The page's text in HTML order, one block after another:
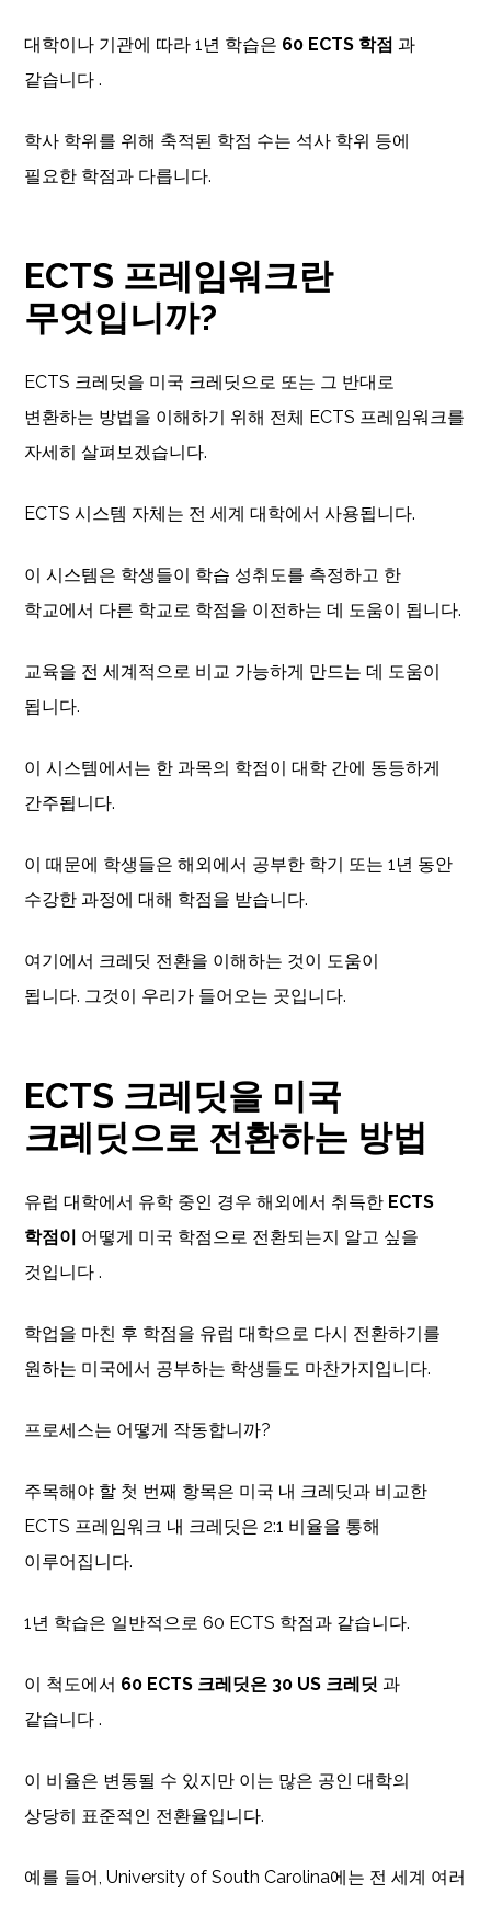
대학이나 기관에 따라 1년 학습은 60 ECTS 학점 과
같습니다 .
학사 학위를 위해 축적된 학점 수는 석사 학위 등에
필요한 학점과 다릅니다.
ECTS 프레임워크란
무엇입니까?
ECTS 크레딧을 미국 크레딧으로 또는 그 반대로
변환하는 방법을 이해하기 위해 전체 ECTS 프레임워크를
자세히 살펴보겠습니다.
ECTS 시스템 자체는 전 세계 대학에서 사용됩니다.
이 시스템은 학생들이 학습 성취도를 측정하고 한
학교에서 다른 학교로 학점을 이전하는 데 도움이 됩니다.
교육을 전 세계적으로 비교 가능하게 만드는 데 도움이
됩니다.
이 시스템에서는 한 과목의 학점이 대학 간에 동등하게
간주됩니다.
이 때문에 학생들은 해외에서 공부한 학기 또는 1년 동안
수강한 과정에 대해 학점을 받습니다.
여기에서 크레딧 전환을 이해하는 것이 도움이
됩니다. 그것이 우리가 들어오는 곳입니다.
ECTS 크레딧을 미국
크레딧으로 전환하는 방법
유럽 ​​대학에서 유학 중인 경우 해외에서 취득한 ECTS
학점이 어떻게 미국 학점으로 전환되는지 알고 싶을
것입니다 .
학업을 마친 후 학점을 유럽 대학으로 다시 전환하기를
원하는 미국에서 공부하는 학생들도 마찬가지입니다.
프로세스는 어떻게 작동합니까?
주목해야 할 첫 번째 항목은 미국 내 크레딧과 비교한
ECTS 프레임워크 내 크레딧은 2:1 비율을 통해
이루어집니다.
1년 학습은 일반적으로 60 ECTS 학점과 같습니다.
이 척도에서 60 ECTS 크레딧은 30 US 크레딧 과
같습니다 .
이 비율은 변동될 수 있지만 이는 많은 공인 대학의
상당히 표준적인 전환율입니다.
예를 들어, University of South Carolina에는 전 세계 여러